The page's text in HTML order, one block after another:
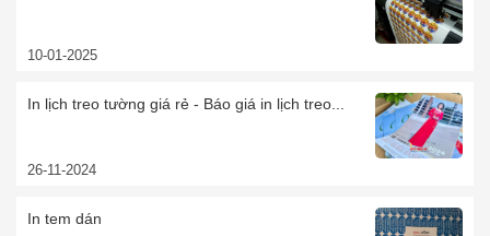
10-01-2025
In lịch treo tường giá rẻ - Báo giá in lịch treo...
26-11-2024
In tem dán